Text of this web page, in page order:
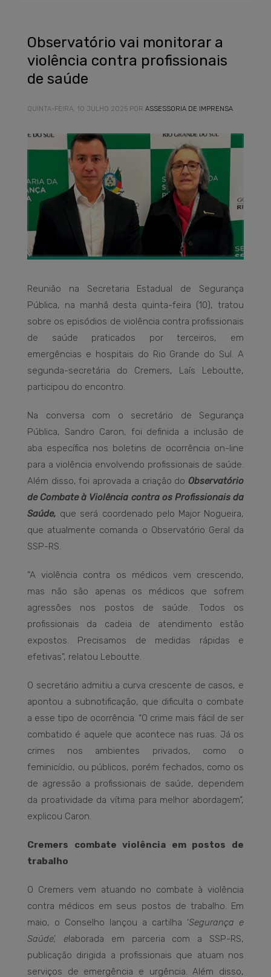
Observatório vai monitorar a
violência contra profissionais
de saúde
QUINTA-FEIRA, 10 JULHO 2025 POR ASSESSORIA DE IMPRENSA
Reunião na Secretaria Estadual de Segurança
Pública, na manhã desta quinta-feira (10), tratou
sobre os episódios de violência contra profissionais
de saúde praticados por terceiros, em
emergências e hospitais do Rio Grande do Sul. A
segunda-secretária do Cremers, Laís Leboutte,
participou do encontro.
Na conversa com o secretário de Segurança
Pública, Sandro Caron, foi definida a inclusão de
aba específica nos boletins de ocorrência on-line
para a violência envolvendo profissionais de saúde.
Além disso, foi aprovada a criação do Observatório
de Combate à Violência contra os Profissionais da
Saúde, que será coordenado pelo Major Nogueira,
que atualmente comanda o Observatório Geral da
SSP-RS.
“A violência contra os médicos vem crescendo,
mas não são apenas os médicos que sofrem
agressões nos postos de saúde. Todos os
profissionais da cadeia de atendimento estão
expostos. Precisamos de medidas rápidas e
efetivas”, relatou Leboutte.
O secretário admitiu a curva crescente de casos, e
apontou a subnotificação, que dificulta o combate
a esse tipo de ocorrência. “O crime mais fácil de ser
combatido é aquele que acontece nas ruas. Já os
crimes nos ambientes privados, como o
feminicídio, ou públicos, porém fechados, como os
de agressão a profissionais de saúde, dependem
da proatividade da vítima para melhor abordagem”,
explicou Caron.
Cremers combate violência em postos de
trabalho
O Cremers vem atuando no combate à violência
contra médicos em seus postos de trabalho. Em
maio, o Conselho lançou a cartilha ‘Segurança e
Saúde’, elaborada em parceria com a SSP-RS,
publicação dirigida a profissionais que atuam nos
serviços de emergência e urgência. Além disso,